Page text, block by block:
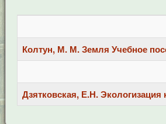
Колтун, М. М. Земля Учебное
Дзятковская, Е.Н. Экологизация